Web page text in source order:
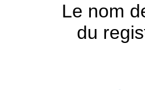
Le nom
du